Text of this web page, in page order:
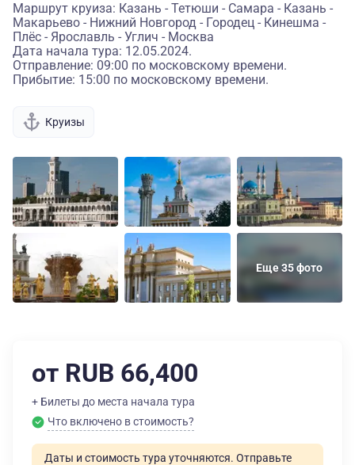
Маршрут круиза: Казань - Тетюши - Самара - Казань -
Макарьево - Нижний Новгород - Городец - Кинешма -
Плёс - Ярославль - Углич - Москва
Дата начала тура: 12.05.2024.
Отправление: 09:00 по московскому времени.
Прибытие: 15:00 по московскому времени.
Круизы
Еще 35 фото
от RUB 66,400
+ Билеты до места начала тура
Что включено в стоимость?
Даты и стоимость тура уточняются. Отправьте